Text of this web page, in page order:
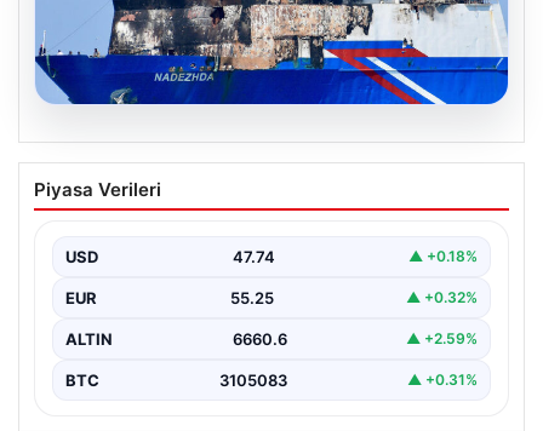
Karadeniz’deki saldırıya uğrayan gemi
Samsun’a ulaştı ve ilk görüntüler
Karadeniz bölgesinde yaşanan endişe verici olaylar
gemisine gerçekleştirilen…
Piyasa Verileri
USD 47.74 ▲ +0.18%
EUR 55.25 ▲ +0.32%
ALTIN 6660.6 ▲ +2.59%
BTC 3105083 ▲ +0.31%